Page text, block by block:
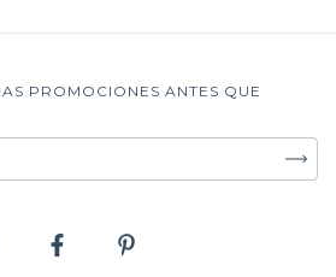
PROMOCIONES ANTES QUE